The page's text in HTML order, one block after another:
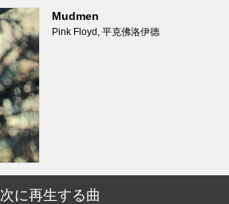
Mudmen
Pink Floyd, 平克佛洛伊德
次に再生する曲